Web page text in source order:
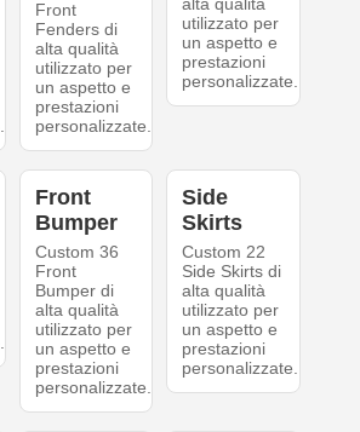
Front
Fenders di
alta qualità
utilizzato per
un aspetto e
prestazioni
personalizzate.
utilizzato per
un aspetto e
prestazioni
personalizzate.
Front
Bumper
Custom 36
Front
Bumper di
alta qualità
utilizzato per
un aspetto e
prestazioni
personalizzate.
Side
Skirts
Custom 22
Side Skirts di
alta qualità
utilizzato per
un aspetto e
prestazioni
personalizzate.